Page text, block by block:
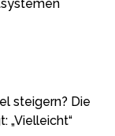
steigern? Die
„Vielleicht“